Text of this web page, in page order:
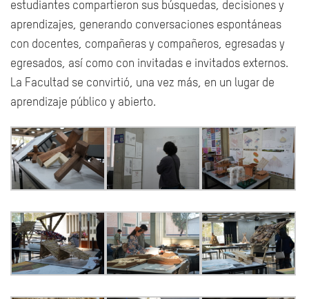
estudiantes compartieron sus búsquedas, decisiones y
aprendizajes, generando conversaciones espontáneas
con docentes, compañeras y compañeros, egresadas y
egresados, así como con invitadas e invitados externos.
La Facultad se convirtió, una vez más, en un lugar de
aprendizaje público y abierto.